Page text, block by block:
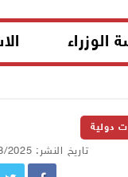
الوزراء
دولية
تاريخ النشر: 21/08/2025 06:40 م